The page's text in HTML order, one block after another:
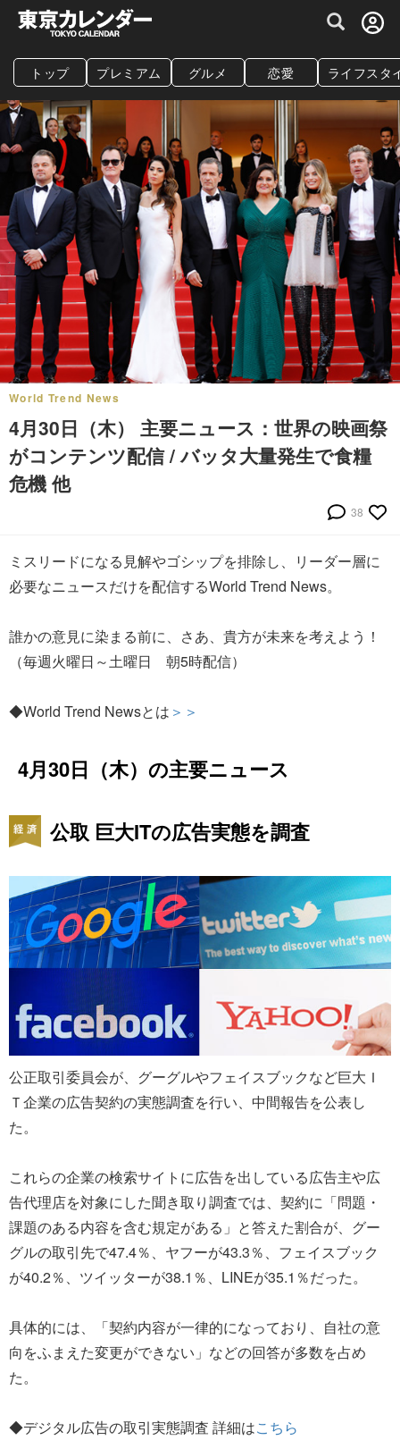
グルメ情報・プレミアムレストラン予約
トップ プレミアム グルメ 恋愛 ライフスタ
World Trend News
4月30日（木） 主要ニュース：世界の映画祭
がコンテンツ配信 / バッタ大量発生で食糧
危機 他
38
ミスリードになる見解やゴシップを排除し、リーダー層に
必要なニュースだけを配信するWorld Trend News。
誰かの意見に染まる前に、さあ、貴方が未来を考えよう！
（毎週火曜日～土曜日 朝5時配信）
◆World Trend Newsとは ＞＞
4月30日（木）の主要ニュース
公取 巨大ITの広告実態を調査
公正取引委員会が、グーグルやフェイスブックなど巨大Ｉ
Ｔ企業の広告契約の実態調査を行い、中間報告を公表し
た。
これらの企業の検索サイトに広告を出している広告主や広
告代理店を対象にした聞き取り調査では、契約に「問題・
課題のある内容を含む規定がある」と答えた割合が、グー
グルの取引先で47.4％、ヤフーが43.3％、フェイスブック
が40.2％、ツイッターが38.1％、LINEが35.1％だった。
具体的には、「契約内容が一律的になっており、自社の意
向をふまえた変更ができない」などの回答が多数を占め
た。
◆デジタル広告の取引実態調査 詳細はこちら